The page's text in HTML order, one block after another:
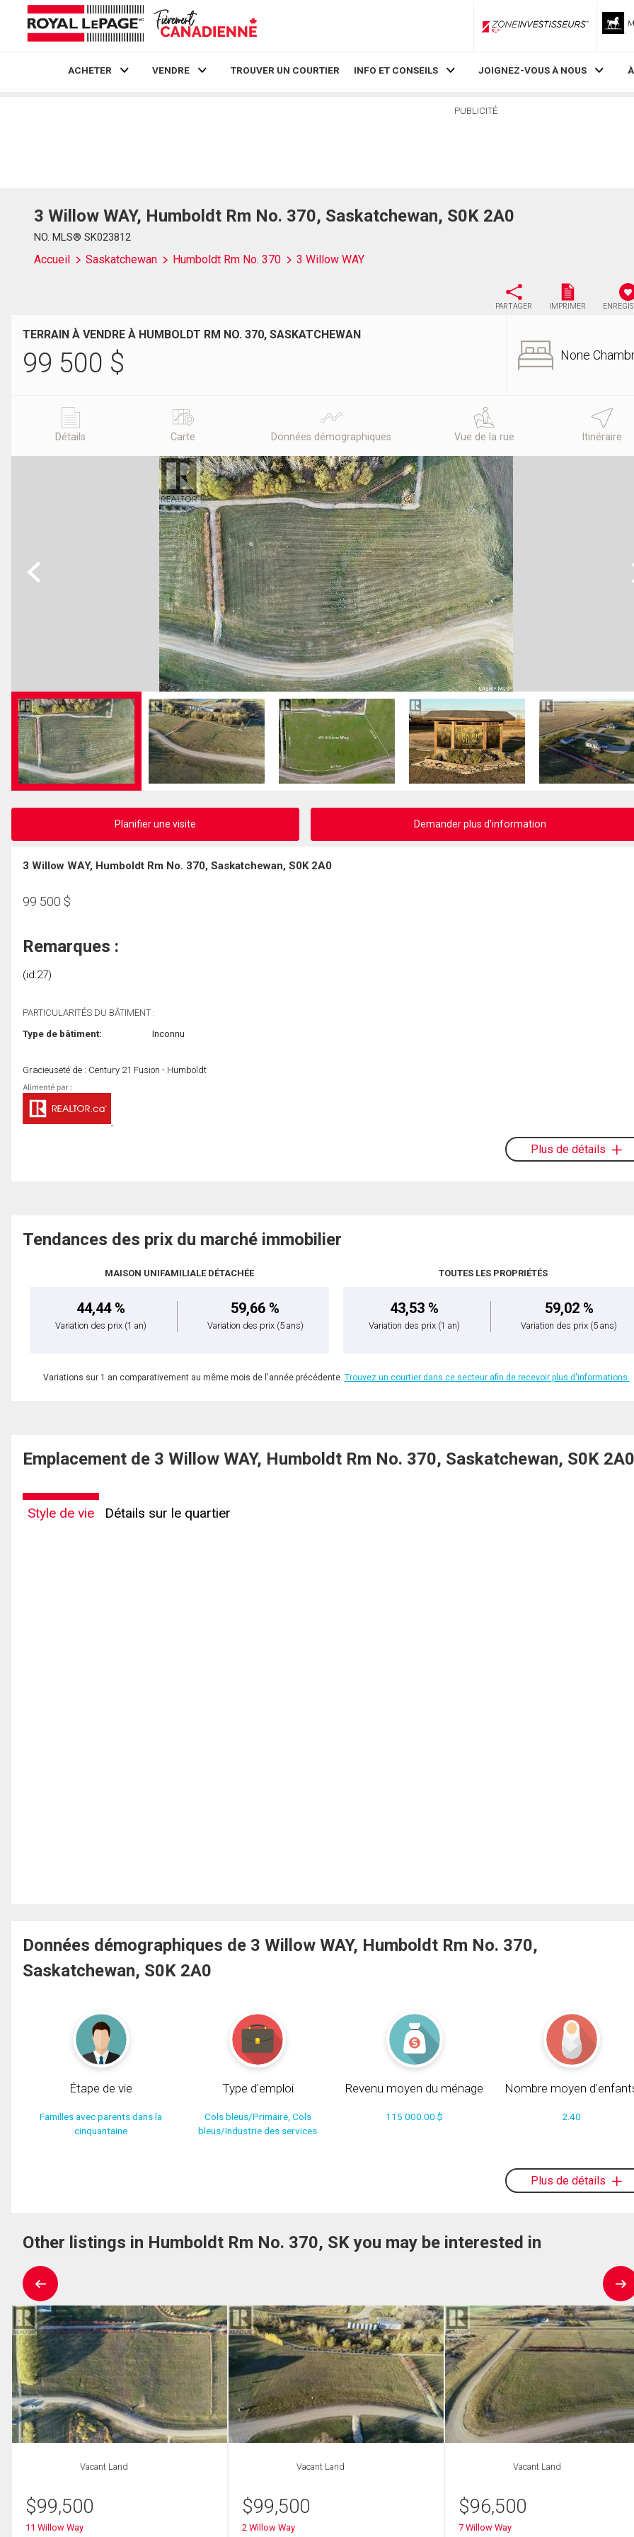
ZoneInvestisseurs RLP
ACHETER VENDRE TROUVER UN COURTIER INFO ET CONSEILS JOIGNEZ-VOUS À NOUS
PUBLICITÉ
3 Willow WAY, Humboldt Rm No. 370, Saskatchewan, S0K 2A0
NO. MLS® SK023812
Accueil Saskatchewan Humboldt Rm No. 370 3 Willow WAY
PARTAGER IMPRIMER
TERRAIN À VENDRE À HUMBOLDT RM NO. 370, SASKATCHEWAN
99 500 $ None
Détails Carte Données démographiques Vue de la rue Itinéraire
Previous
Planifier une visite Demander plus d'information
3 Willow WAY, Humboldt Rm No. 370, Saskatchewan, S0K 2A0
99 500 $
Remarques :
(id:27)
PARTICULARITÉS DU BÂTIMENT :
Type de bâtiment: Inconnu
Gracieuseté de : Century 21 Fusion - Humboldt
Plus de détails
Tendances des prix du marché immobilier
MAISON UNIFAMILIALE DÉTACHÉE
44,44 %
Variation des prix (1 an)
59,66 %
Variation des prix (5 ans)
TOUTES LES PROPRIÉTÉS
43,53 %
Variation des prix (1 an)
59,02 %
Variation des prix (5 ans)
Variations sur 1 an comparativement au même mois de l'année précédente. Trouvez un courtier dans ce secteur afin de recevoir plus d'informations.
Emplacement de 3 Willow WAY, Humboldt Rm No. 370, Saskatchewan, S0K 2A0
Style de vie Détails sur le quartier
Données démographiques de 3 Willow WAY, Humboldt Rm No. 370,
Saskatchewan, S0K 2A0
Étape de vie
Familles avec parents dans la
cinquantaine
Type d'emploi
Cols bleus/Primaire, Cols
bleus/Industrie des services
Revenu moyen du ménage
115 000.00 $
Nombre moyen
2.40
Plus de détails
Other listings in Humboldt Rm No. 370, SK you may be interested in
Vacant Land
$99,500
11 Willow Way
Vacant Land
$99,500
2 Willow Way
Vacant Land
$96,500
7 Willow Way